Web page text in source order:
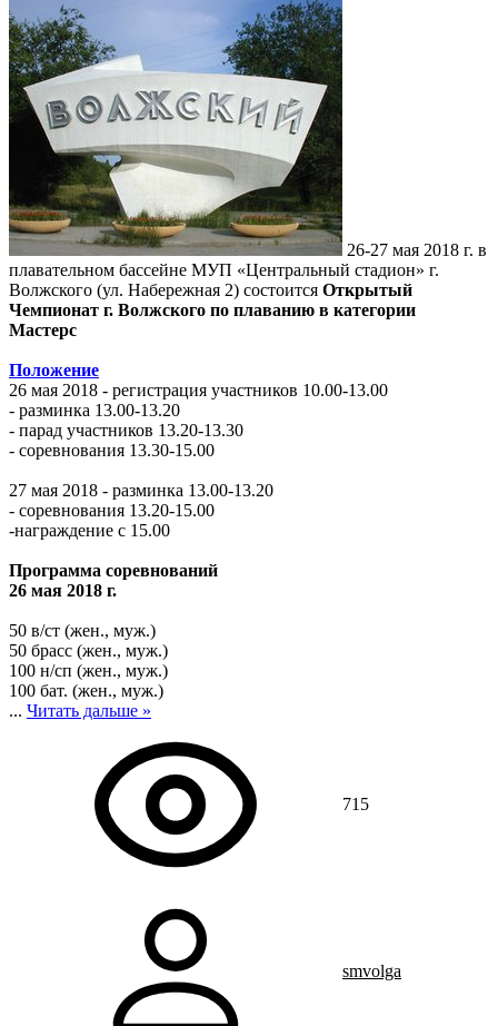
26-27 мая 2018 г. в
плавательном бассейне МУП «Центральный стадион» г.
Волжского (ул. Набережная 2) состоится Открытый
Чемпионат г. Волжского по плаванию в категории
Мастерс
Положение
26 мая 2018 - регистрация участников 10.00-13.00
- разминка 13.00-13.20
- парад участников 13.20-13.30
- соревнования 13.30-15.00
27 мая 2018 - разминка 13.00-13.20
- соревнования 13.20-15.00
-награждение с 15.00
Программа соревнований
26 мая 2018 г.
50 в/ст (жен., муж.)
50 брасс (жен., муж.)
100 н/сп (жен., муж.)
100 бат. (жен., муж.)
... Читать дальше »
715
smvolga